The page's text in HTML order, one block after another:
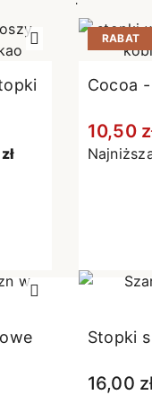
RABAT
Cocoa
10,50
Stopki
16,00